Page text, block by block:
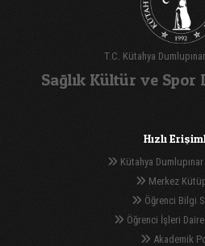
T.C. Kütahya
Sağlık Kültür ve Spor
Hızlı
Kütahya
Merkez
Öğrenci Bilgi
Öğrenci İşleri Daire
Akademik